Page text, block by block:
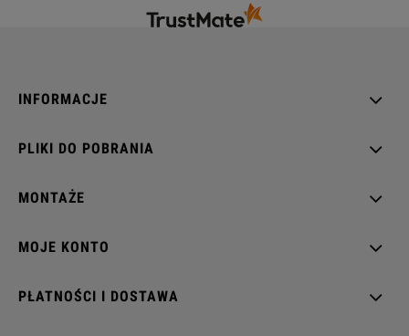
INFORMACJE
PLIKI DO POBRANIA
MONTAŻE
MOJE KONTO
PŁATNOŚCI I DOSTAWA